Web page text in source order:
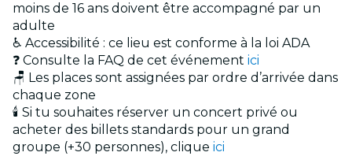
moins de 16 ans doivent être accompagné par un
adulte
♿ Accessibilité : ce lieu est conforme à la loi ADA
❓ Consulte la FAQ de cet événement ici
🪑 Les places sont assignées par ordre d’arrivée dans
chaque zone
🕯️ Si tu souhaites réserver un concert privé ou
acheter des billets standards pour un grand
groupe (+30 personnes), clique ici